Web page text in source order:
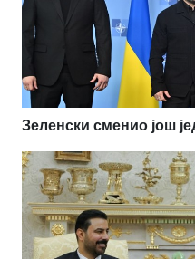
Зеленски сменио још